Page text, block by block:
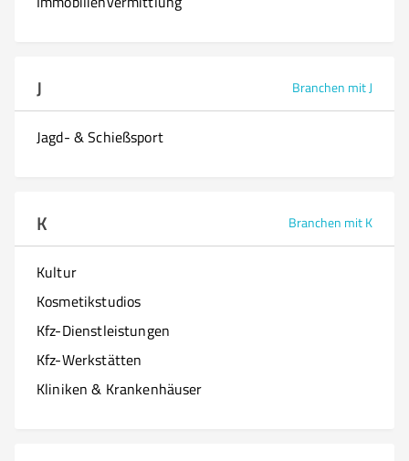
J Branchen mit J
Jagd- & Schießsport
K Branchen mit K
Kultur
Kosmetikstudios
Kfz-Dienstleistungen
Kfz-Werkstätten
Kliniken & Krankenhäuser